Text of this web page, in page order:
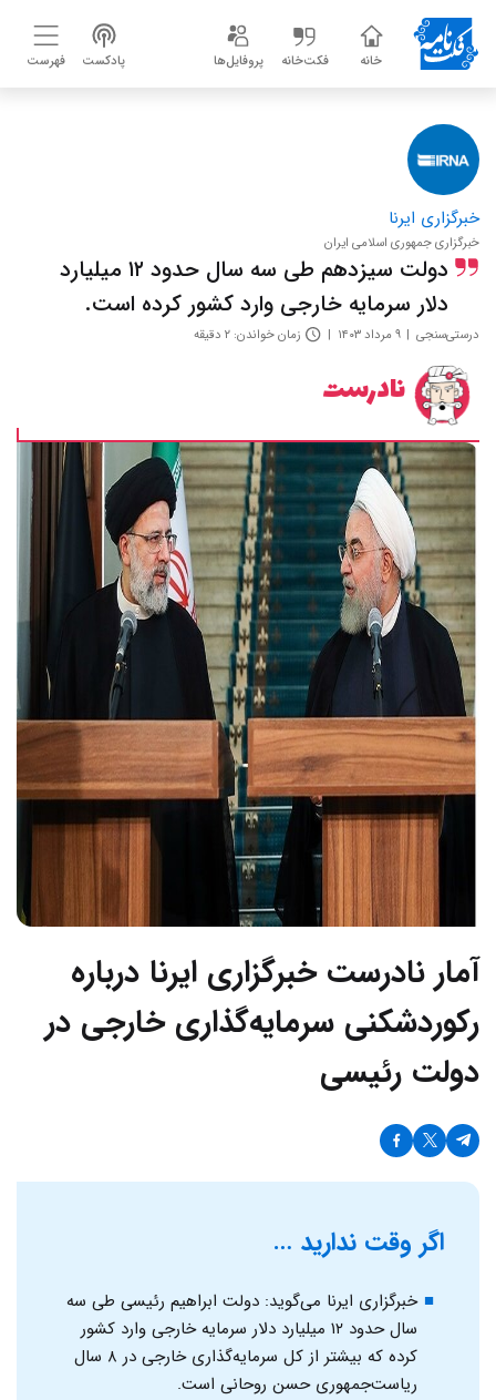
خانه فکت‌خانه پروفایل‌ها پادکست فهرست
خبرگزاری ایرنا
خبرگزاری جمهوری اسلامی ایران
دولت سیزدهم طی سه سال حدود ۱۲ میلیارد
دلار سرمایه خارجی وارد کشور کرده است.
درستی‌سنجی ۹ مرداد ۱۴۰۳ زمان خواندن: ۲ دقیقه
نادرست
آمار نادرست خبرگزاری ایرنا درباره
رکوردشکنی سرمایه‌گذاری خارجی در
دولت رئیسی
اگر وقت ندارید …
خبرگزاری ایرنا می‌گوید: دولت ابراهیم رئیسی طی سه
سال حدود ۱۲ میلیارد دلار سرمایه خارجی وارد کشور
کرده که بیشتر از کل سرمایه‌گذاری خارجی در ۸ سال
ریاست‌جمهوری حسن روحانی است.